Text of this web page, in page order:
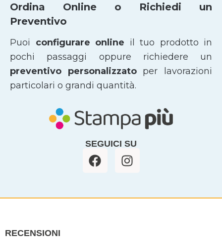
Ordina Online o Richiedi un
Preventivo
Puoi configurare online il tuo prodotto in
pochi passaggi oppure richiedere un
preventivo personalizzatoper lavorazioni
particolari o grandi quantità.
SEGUICI SU
F
a
b
I
n
a
RECENSIONI